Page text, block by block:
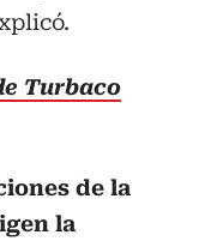
Turbaco
de la
la